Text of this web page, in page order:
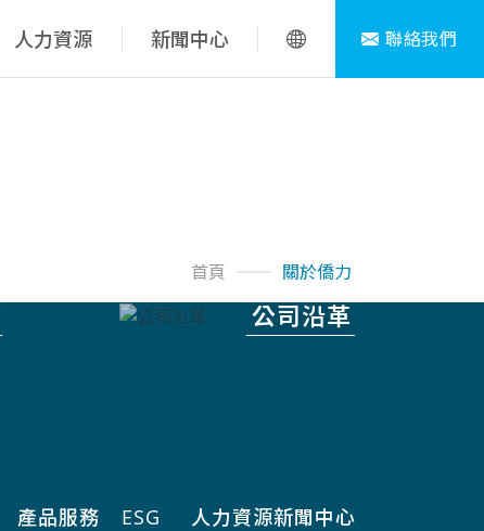
人力資源 新聞中心 聯絡我們
首頁 關於僑力
公司沿革
產品服務 ESG 人力資源新聞中心